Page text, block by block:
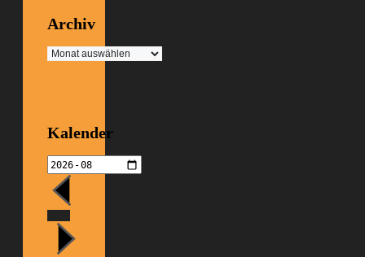
Archiv
Archiv
Kalender